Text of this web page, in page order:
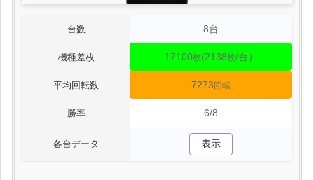
台数 8台
機種差枚 17100枚(2138枚/台）
平均回転数 7273 回転
勝率 6/8
各台データ 表示